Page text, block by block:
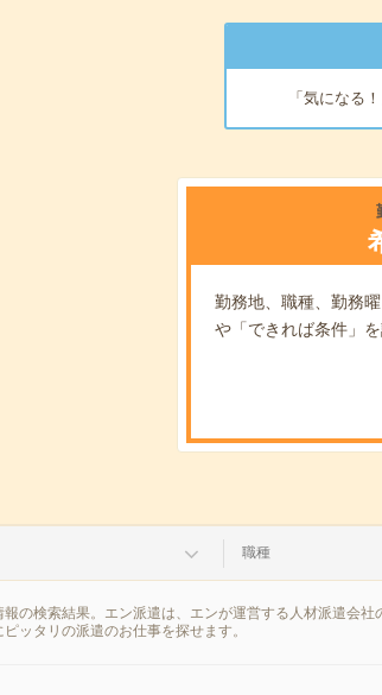
「気になる
勤務地、職種、勤務曜
や「できれば条件」
職種
の検索結果。エン派遣は、エンが運営する人材派遣会
ッタリの派遣のお仕事を探せます。